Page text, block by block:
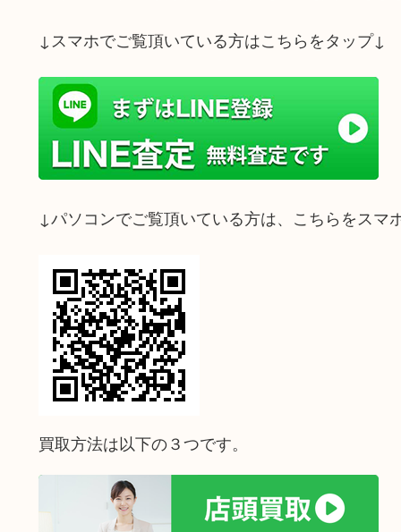
↓スマホでご覧頂いている方はこちらをタップ↓
↓パソコンでご覧頂いている方は、こちらをスマ
買取方法は以下の３つです。